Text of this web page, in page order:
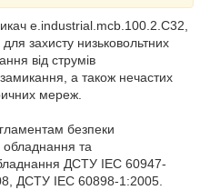
e.industrial.mcb.100.2.C32,
захисту низьковольтних
від струмів
а також нечастих
мереж.
безпеки
обладнання та
ДСТУ IEC 60947-
ДСТУ IEC 60898-1:2005.